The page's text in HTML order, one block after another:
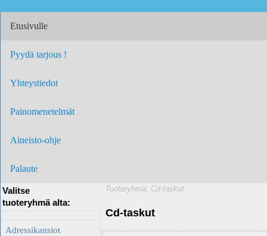
Etusivulle
Pyydä tarjous !
Yhteystiedot
Painomenetelmät
Aineisto-ohje
Palaute
Valitse
tuoteryhmä alta:
Adressikansiot
Tuoteryhmä: Cd-taskut
Cd-taskut